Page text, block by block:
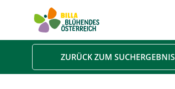
ZURÜCK ZUM SUCHERGEBNIS